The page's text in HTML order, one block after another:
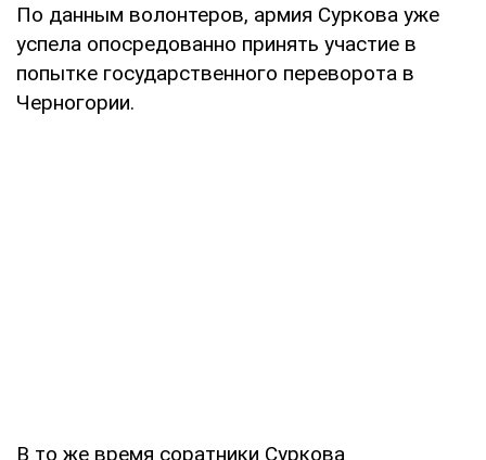
По данным волонтеров, армия Суркова уже
успела опосредованно принять участие в
попытке государственного переворота в
Черногории.
В то же время соратники Суркова